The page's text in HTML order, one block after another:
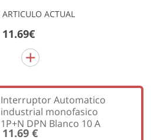
ARTICULO ACTUAL
11.69€
Interruptor Automatico
industrial monofasico
1P+N DPN Blanco 10 A
11.69 €